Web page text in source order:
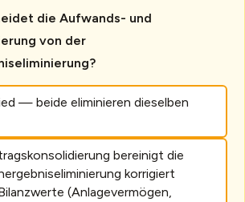
die Aufwands- und
von der
— beide eliminieren dieselben
bereinigt die
korrigiert
(Anlagevermögen,